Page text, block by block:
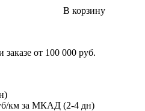
В корзину
от 100 000 руб.
км за МКАД (2-4 дн)